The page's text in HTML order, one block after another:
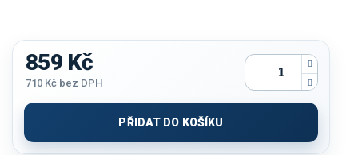
859 Kč
710 Kč bez DPH
cena:
PŘIDAT DO KOŠÍKU